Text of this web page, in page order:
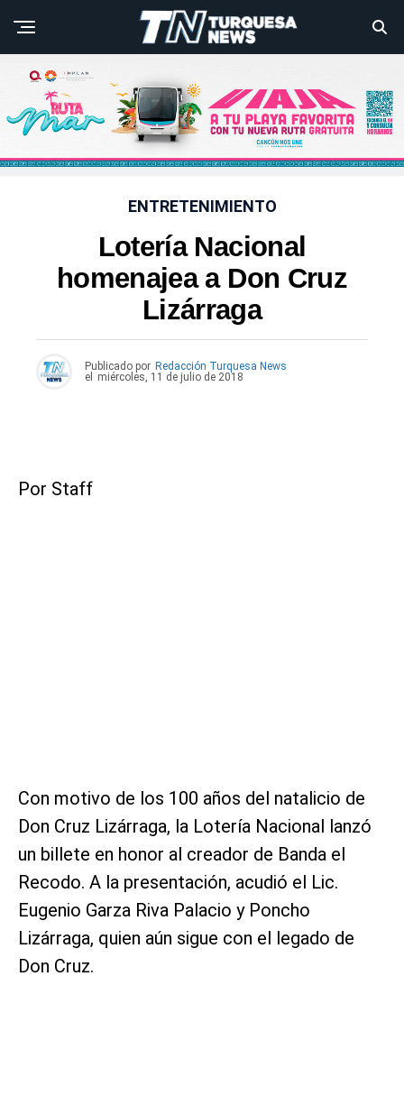
ENTRETENIMIENTO
Lotería Nacional
homenajea a Don Cruz
Lizárraga
Publicado por Redacción Turquesa News
el
miércoles, 11 de julio de 2018
Por Staff
Con motivo de los 100 años del natalicio de
Don Cruz Lizárraga, la Lotería Nacional lanzó
un billete en honor al creador de Banda el
Recodo. A la presentación, acudió el Lic.
Eugenio Garza Riva Palacio y Poncho
Lizárraga, quien aún sigue con el legado de
Don Cruz.